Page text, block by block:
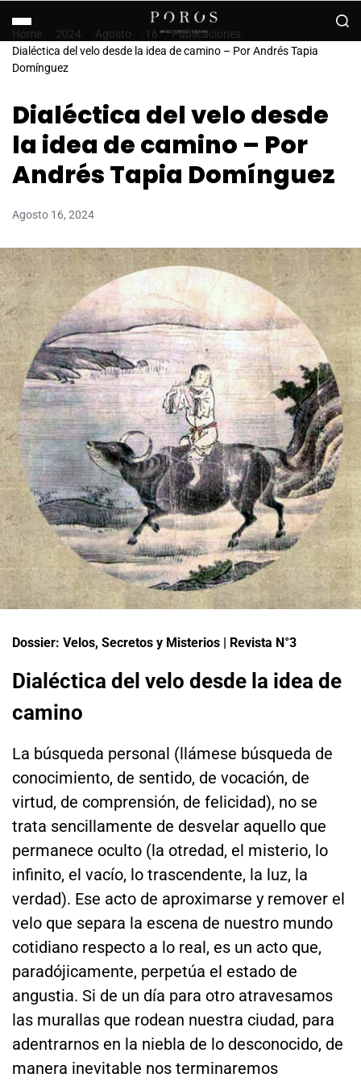
Home 2024 Agosto 16
Publicaciones
Dialéctica del velo desde la idea de camino – Por Andrés Tapia
Domínguez
Dialéctica del velo desde
la idea de camino – Por
Andrés Tapia Domínguez
Agosto 16, 2024
Dossier: Velos, Secretos y Misterios | Revista N°3
Dialéctica del velo desde la idea de
camino
La búsqueda personal (llámese búsqueda de
conocimiento, de sentido, de vocación, de
virtud, de comprensión, de felicidad), no se
trata sencillamente de desvelar aquello que
permanece oculto (la otredad, el misterio, lo
infinito, el vacío, lo trascendente, la luz, la
verdad). Ese acto de aproximarse y remover el
velo que separa la escena de nuestro mundo
cotidiano respecto a lo real, es un acto que,
paradójicamente, perpetúa el estado de
angustia. Si de un día para otro atravesamos
las murallas que rodean nuestra ciudad, para
adentrarnos en la niebla de lo desconocido, de
manera inevitable nos terminaremos